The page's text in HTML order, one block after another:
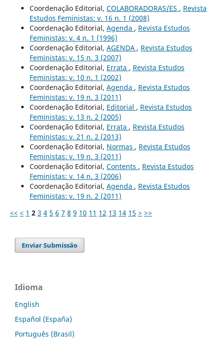
Coordenação Editorial, COLABORADORAS/ES , Revista
Estudos Feministas: v. 16 n. 1 (2008)
Coordenação Editorial, Agenda , Revista Estudos
Feministas: v. 4 n. 1 (1996)
Coordenação Editorial, AGENDA , Revista Estudos
Feministas: v. 15 n. 3 (2007)
Coordenação Editorial, Errata , Revista Estudos
Feministas: v. 10 n. 1 (2002)
Coordenação Editorial, Agenda , Revista Estudos
Feministas: v. 19 n. 3 (2011)
Coordenação Editorial, Editorial , Revista Estudos
Feministas: v. 13 n. 2 (2005)
Coordenação Editorial, Errata , Revista Estudos
Feministas: v. 21 n. 2 (2013)
Coordenação Editorial, Normas , Revista Estudos
Feministas: v. 19 n. 3 (2011)
Coordenação Editorial, Contents , Revista Estudos
Feministas: v. 14 n. 3 (2006)
Coordenação Editorial, Agenda , Revista Estudos
Feministas: v. 19 n. 2 (2011)
<< < 1 2 3 4 5 6 7 8 9 10 11 12 13 14 15 > >>
Enviar Submissão
Idioma
English
Español (España)
Português (Brasil)